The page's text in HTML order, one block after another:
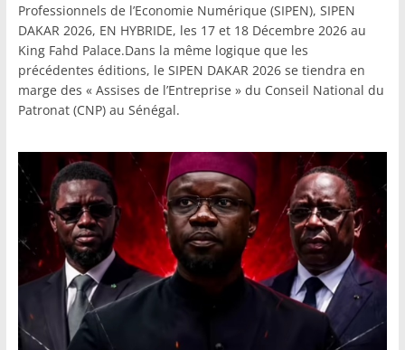
Professionnels de l’Economie Numérique (SIPEN), SIPEN
DAKAR 2026, EN HYBRIDE, les 17 et 18 Décembre 2026 au
King Fahd Palace.Dans la même logique que les
précédentes éditions, le SIPEN DAKAR 2026 se tiendra en
marge des « Assises de l’Entreprise » du Conseil National du
Patronat (CNP) au Sénégal.